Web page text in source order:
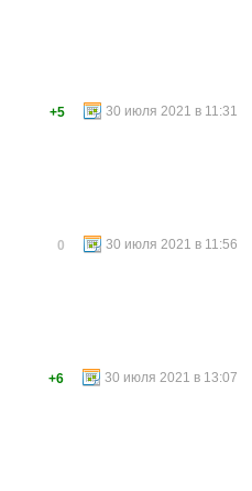
30 июля 2021 в 11:31
+5
30 июля 2021 в 11:56
0
30 июля 2021 в 13:07
+6